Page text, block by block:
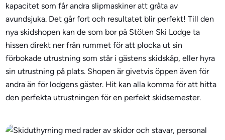
kapacitet som får andra slipmaskiner att gråta av
avundsjuka. Det går fort och resultatet blir perfekt! Till den
nya skidshopen kan de som bor på Stöten Ski Lodge ta
hissen direkt ner från rummet för att plocka ut sin
förbokade utrustning som står i gästens skidskåp, eller hyra
sin utrustning på plats. Shopen är givetvis öppen även för
andra än för lodgens gäster. Hit kan alla komma för att hitta
den perfekta utrustningen för en perfekt skidsemester.